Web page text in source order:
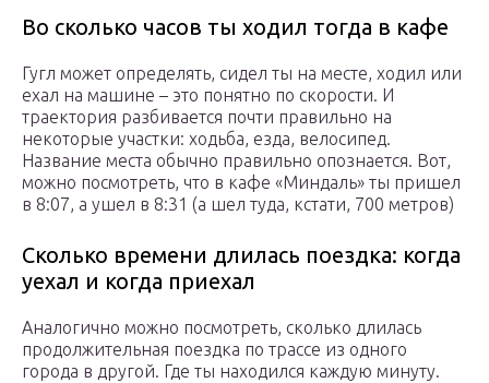
Во сколько часов ты ходил тогда в кафе
Гугл может определять, сидел ты на месте, ходил или
ехал на машине – это понятно по скорости. И
траектория разбивается почти правильно на
некоторые участки: ходьба, езда, велосипед.
Название места обычно правильно опознается. Вот,
можно посмотреть, что в кафе «Миндаль» ты пришел
в 8:07, а ушел в 8:31 (а шел туда, кстати, 700 метров)
Cколько времени длилась поездка: когда
уехал и когда приехал
Аналогично можно посмотреть, сколько длилась
продолжительная поездка по трассе из одного
города в другой. Где ты находился каждую минуту.